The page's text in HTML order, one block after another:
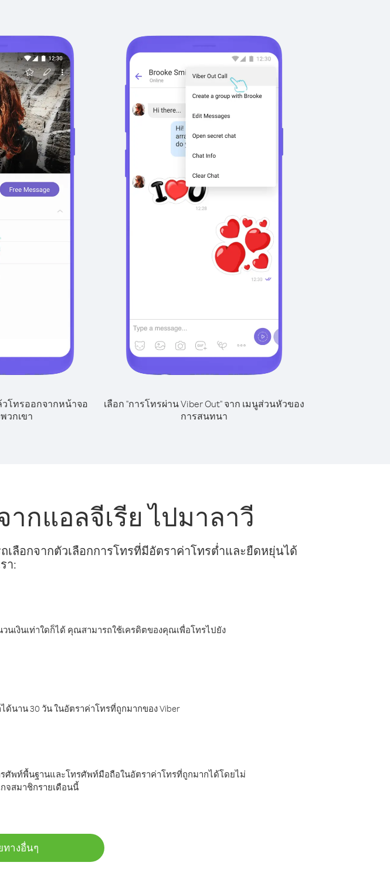
วโทรออกจากหน้าจอ
วกเขา
เลือก "การโทรผ่าน Viber Out" จาก เมนูส่วนหัวของ
การสนทนา
กแอลจีเรีย ไปมาลาวี
ลือกจากตัวเลือกการโทรที่มีอัตราค่าโทรต่ำและยืดหยุ่นได้
า:
นเงินเท่าใดก็ได้ คุณสามารถใช้เครดิตของคุณเพื่อโทรไปยัง
นาน 30 วัน ในอัตราค่าโทรที่ถูกมากของ Viber
ศัพท์พื้นฐานและโทรศัพท์มือถือในอัตราค่าโทรที่ถูกมากได้โดยไม่
จสมาชิกรายเดือนนี้
างอื่นๆ